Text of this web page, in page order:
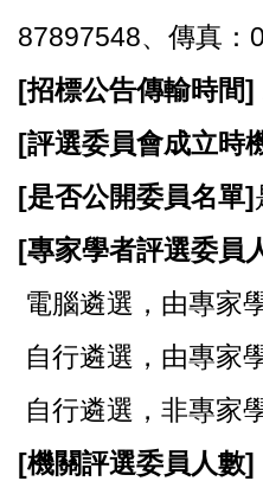
87897548、傳真：
[招標公告傳輸時間]
[評選委員會成立時
[是否公開委員名單]
[專家學者評選委員
電腦遴選，由專家
自行遴選，由專家
自行遴選，非專家
[機關評選委員人數]